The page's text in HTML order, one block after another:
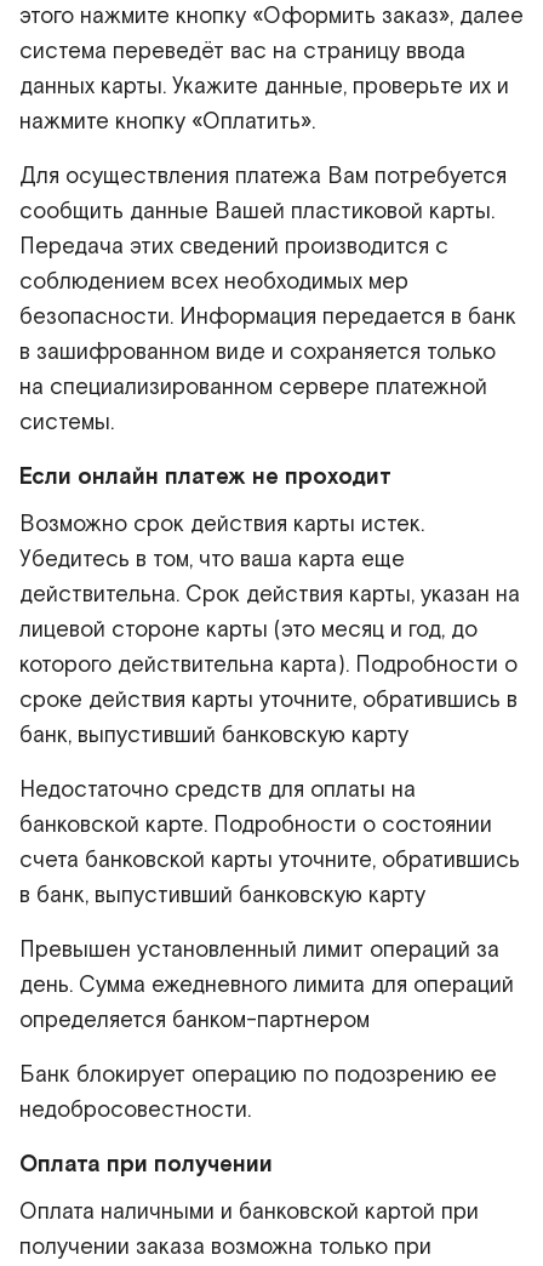
этого нажмите кнопку «Оформить заказ», далее
система переведёт вас на страницу ввода
данных карты. Укажите данные, проверьте их и
нажмите кнопку «Оплатить».
Для осуществления платежа Вам потребуется
сообщить данные Вашей пластиковой карты.
Передача этих сведений производится с
соблюдением всех необходимых мер
безопасности. Информация передается в банк
в зашифрованном виде и сохраняется только
на специализированном сервере платежной
системы.
Если онлайн платеж не проходит
Возможно срок действия карты истек.
Убедитесь в том, что ваша карта еще
действительна. Срок действия карты, указан на
лицевой стороне карты (это месяц и год, до
которого действительна карта). Подробности о
сроке действия карты уточните, обратившись в
банк, выпустивший банковскую карту
Недостаточно средств для оплаты на
банковской карте. Подробности о состоянии
счета банковской карты уточните, обратившись
в банк, выпустивший банковскую карту
Превышен установленный лимит операций за
день. Сумма ежедневного лимита для операций
определяется банком-партнером
Банк блокирует операцию по подозрению ее
недобросовестности.
Оплата при получении
Оплата наличными и банковской картой при
получении заказа возможна только при